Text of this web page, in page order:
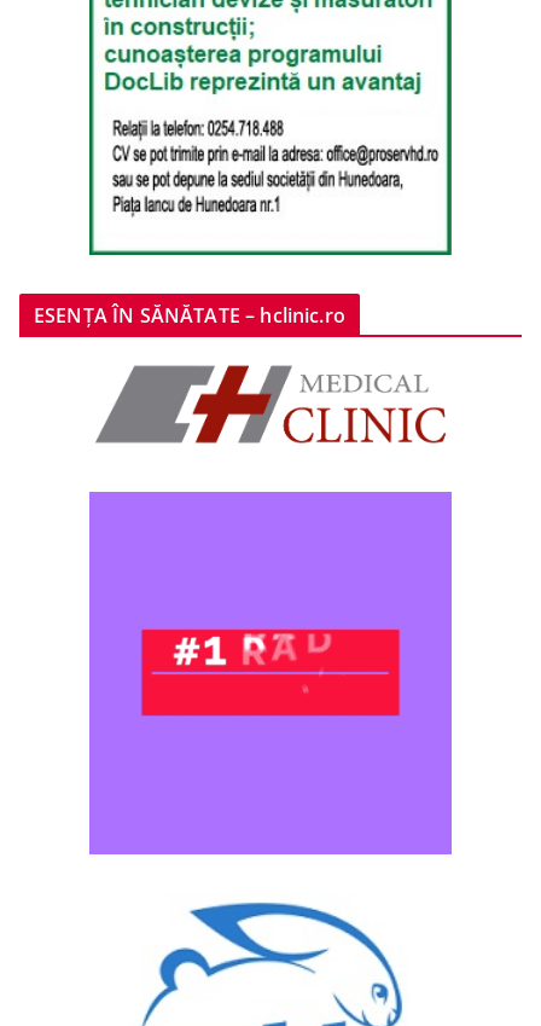
ESENȚA ÎN SĂNĂTATE – hclinic.ro